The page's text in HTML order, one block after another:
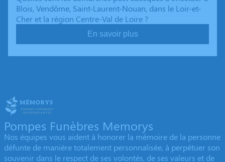
Blois, Vendôme, Saint-Laurent-Nouan, dans le Loir-et-
Cher et la région Centre-Val de Loire ?
En savoir plus
Pompes Funèbres Memorys
Nos équipes vous aident à honorer la mémoire de la personne
défunte de manière totalement personnalisée, à perpétuer son
souvenir dans le respect de ses volontés, de ses valeurs et de